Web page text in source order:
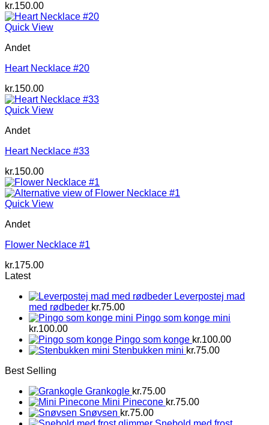
kr.150.00
Quick View
Andet
Heart Necklace #20
kr.150.00
Quick View
Andet
Heart Necklace #33
kr.150.00
Quick View
Andet
Flower Necklace #1
kr.175.00
Latest
Leverpostej mad
med rødbeder kr.75.00
Pingo som konge mini
kr.100.00
Pingo som konge kr.100.00
Stenbukken mini kr.75.00
Best Selling
Grankogle kr.75.00
Mini Pinecone kr.75.00
Snøvsen kr.75.00